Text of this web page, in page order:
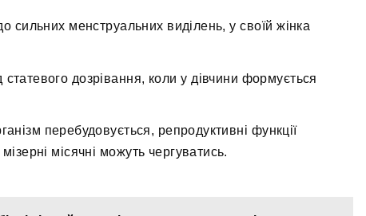
сильних менструальних виділень, у своїй жінка
дозрівання, коли у дівчини формується
перебудовується, репродуктивні функції
місячні можуть чергуватись.